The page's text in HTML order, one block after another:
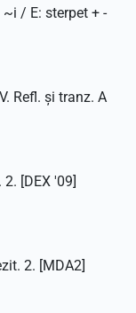
/ E: sterpet + -
Refl. și tranz. A
2. [DEX '09]
2. [MDA2]